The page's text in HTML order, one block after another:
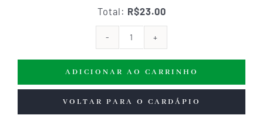
Total: R$23.00
Grazing
Cups
quantidade
ADICIONAR AO CARRINHO
VOLTAR PARA O CARDÁPIO